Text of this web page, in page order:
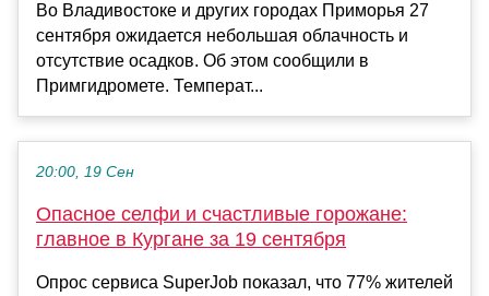
Во Владивостоке и других городах Приморья 27
сентября ожидается небольшая облачность и
отсутствие осадков. Об этом сообщили в
Примгидромете. Температ...
20:00, 19 Сен
Опасное селфи и счастливые горожане:
главное в Кургане за 19 сентября
Опрос сервиса SuperJob показал, что 77% жителей